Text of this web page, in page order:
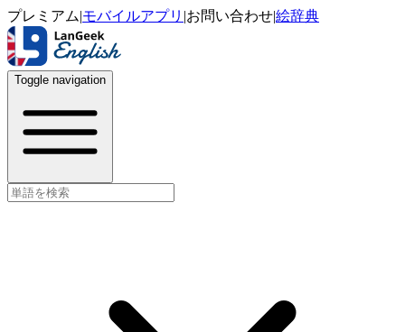
プレミアム|モバイルアプリ |お問い合わせ|絵辞典
Toggle navigation